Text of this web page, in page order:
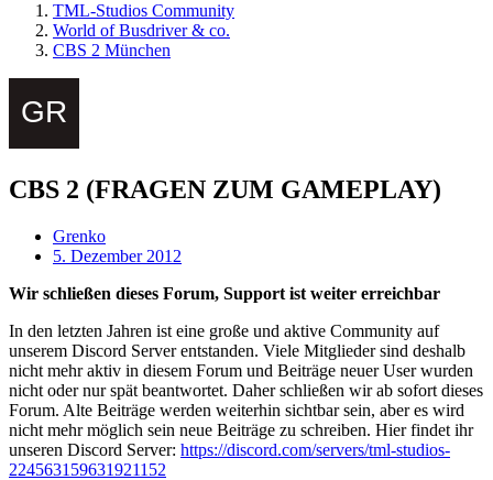
TML-Studios Community
World of Busdriver & co.
CBS 2 München
CBS 2 (FRAGEN ZUM GAMEPLAY)
Grenko
5. Dezember 2012
Wir schließen dieses Forum, Support ist weiter erreichbar
In den letzten Jahren ist eine große und aktive Community auf
unserem Discord Server entstanden. Viele Mitglieder sind deshalb
nicht mehr aktiv in diesem Forum und Beiträge neuer User wurden
nicht oder nur spät beantwortet. Daher schließen wir ab sofort dieses
Forum. Alte Beiträge werden weiterhin sichtbar sein, aber es wird
nicht mehr möglich sein neue Beiträge zu schreiben. Hier findet ihr
unseren Discord Server: https://discord.com/servers/tml-studios-
224563159631921152